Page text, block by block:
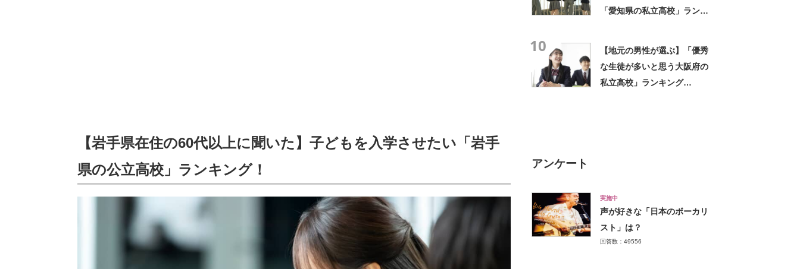
【岩手県在住の60代以上に聞いた】子どもを入学させたい「岩手
県の公立高校」ランキング！
「愛知県の私立高校」ランキ
10
【地元の男性が選ぶ】「優秀
な生徒が多いと思う大阪府の
私立高校」ランキング
アンケート
実施中
声が好きな「日本のボーカリ
スト」は？
回答数：49556